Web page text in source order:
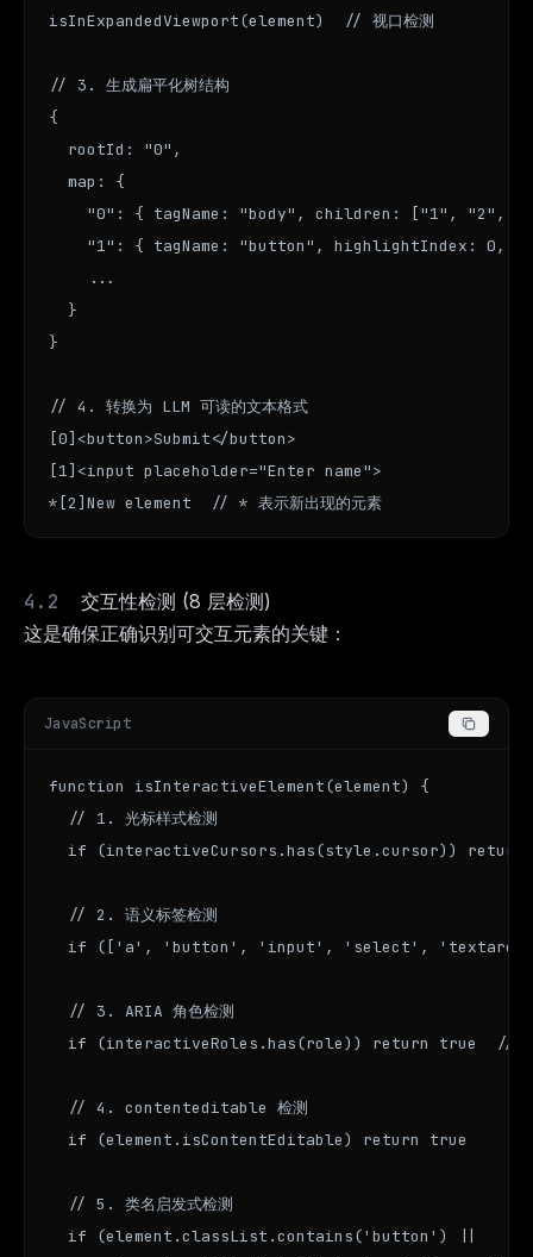
isInExpandedViewport(element)  // 视口检测
// 3. 生成扁平化树结构
{
  rootId: "0",
  map: {
"0": { tagName: "body", children: ["1", "2",
"1": { tagName: "button", highlightIndex: 0,
    ...
  }
}
// 4. 转换为 LLM 可读的文本格式
[0]<button>Submit</button>
[1]<input placeholder="Enter name">
*[2]New element  // * 表示新出现的元素
交互性检测 (8 层检测)
这是确保正确识别可交互元素的关键：
JavaScript
function isInteractiveElement(element) {
  // 1. 光标样式检测
if (interactiveCursors.has(style.cursor))
  // 2. 语义标签检测
if (['a', 'button', 'input', 'select',
  // 3. ARIA 角色检测
if (interactiveRoles.has(role)) return true  //
  // 4. contenteditable 检测
  if (element.isContentEditable) return true
  // 5. 类名启发式检测
  if (element.classList.contains('button') ||